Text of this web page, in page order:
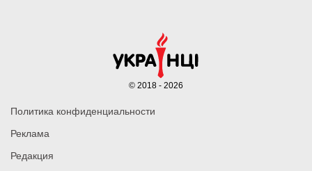
Политика конфиденциальности
Реклама
Редакция
© 2018 - 2026